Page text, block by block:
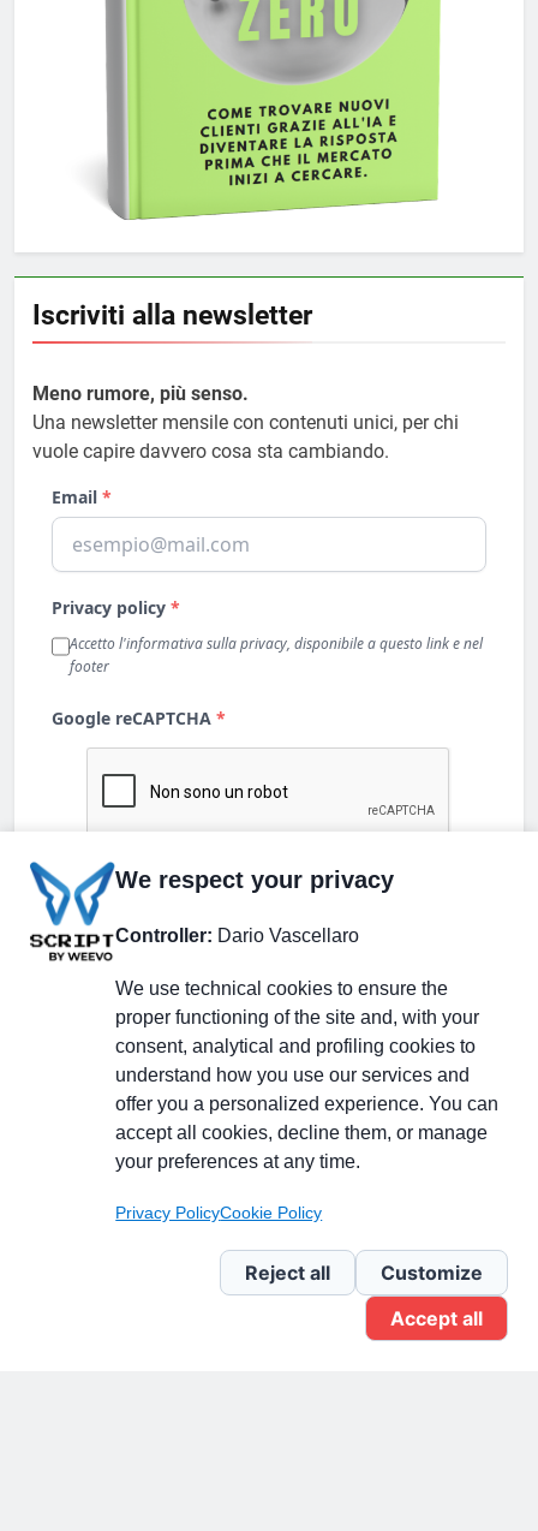
Iscriviti alla newsletter
Meno rumore, più senso.
Una newsletter mensile con contenuti unici, per chi
vuole capire davvero cosa sta cambiando.
Partecipa alla discussione
Pagina Linkedin
Newsletter Linkedin
We respect your privacy
Controller: Dario Vascellaro
We use technical cookies to ensure the
proper functioning of the site and, with your
consent, analytical and profiling cookies to
understand how you use our services and
offer you a personalized experience. You can
accept all cookies, decline them, or manage
your preferences at any time.
Privacy PolicyCookie Policy
Reject all
Customize
Accept all